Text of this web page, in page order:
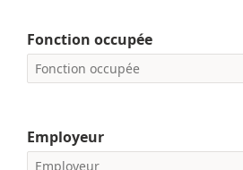
Fonction occupée
Employeur